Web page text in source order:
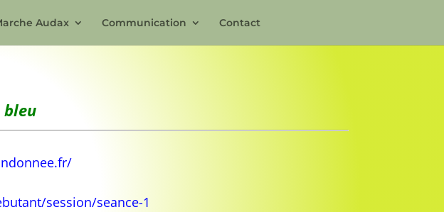
Audax Communication Contact
bleu
session/seance-1